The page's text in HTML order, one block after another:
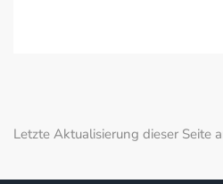
Letzte Aktualisierung dieser Seite